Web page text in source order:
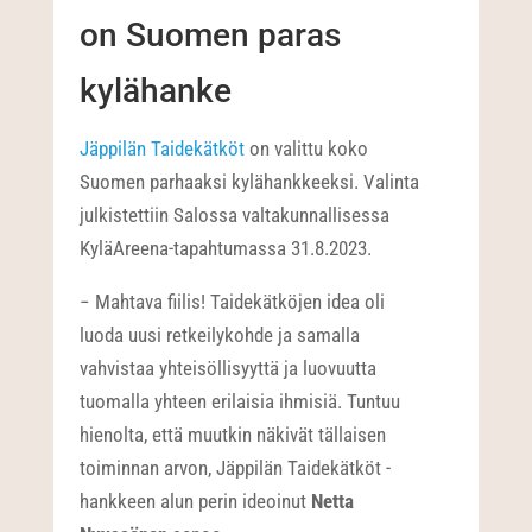
on Suomen paras
kylähanke
Jäppilän Taidekätköt on valittu koko
Suomen parhaaksi kylähankkeeksi. Valinta
julkistettiin Salossa valtakunnallisessa
KyläAreena-tapahtumassa 31.8.2023.
− Mahtava fiilis! Taidekätköjen idea oli
luoda uusi retkeilykohde ja samalla
vahvistaa yhteisöllisyyttä ja luovuutta
tuomalla yhteen erilaisia ihmisiä. Tuntuu
hienolta, että muutkin näkivät tällaisen
toiminnan arvon, Jäppilän Taidekätköt -
hankkeen alun perin ideoinut Netta